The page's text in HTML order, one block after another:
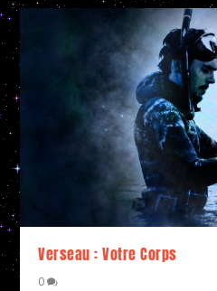
Verseau : Votre Corps
0